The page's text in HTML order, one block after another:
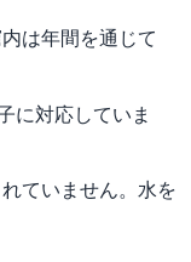
は年間を通じて
に対応していま
ていません。水を